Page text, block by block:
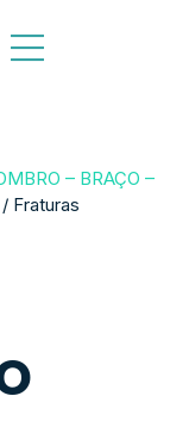
– BRAÇO –
/ Fraturas